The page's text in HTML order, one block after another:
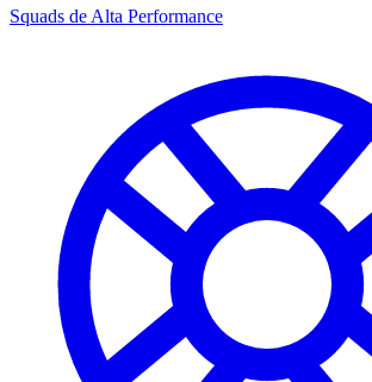
Squads de Alta Performance